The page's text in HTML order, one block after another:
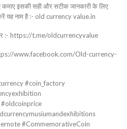
इसकी सही और सटीक जानकारी के लिए
यह नाम है :- old currency value.in
:- https://t.me/oldcurrencyvalue
www.facebook.com/Old-currency-
#coin_factory
#CommemorativeCoin